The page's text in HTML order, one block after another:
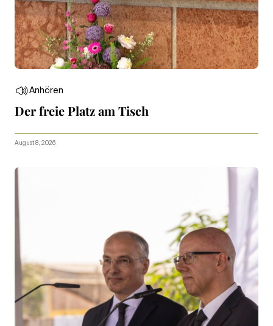
Anhören
Der freie Platz am Tisch
August 8, 2026